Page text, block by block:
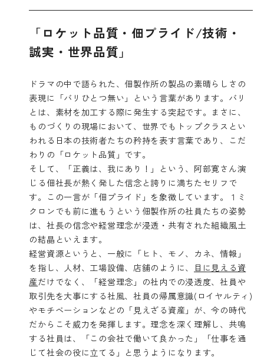
「ロケット品質・佃プライド/技術・
誠実・世界品質」
ドラマの中で語られた、佃製作所の製品の素晴らしさの
表現に「バリひとつ無い」という言葉があります。バリ
とは、素材を加工する際に発生する突起です。まさに、
ものづくりの現場において、世界でもトップクラスとい
われる日本の技術者たちの矜持を表す言葉であり、こだ
わりの「ロケット品質」です。
そして、「正義は、我にあり！」という、阿部寛さん演
じる佃社長が熱く発した信念と誇りに満ちたセリフで
す。この一言が「佃プライド」を象徴しています。１ミ
クロンでも前に進もうという佃製作所の社員たちの姿勢
は、社長の信念や経営理念が浸透・共有された組織風土
の結晶といえます。
経営資源というと、一般に「ヒト、モノ、カネ、情報」
を指し、人材、工場設備、店舗のように、
目に見える資
産だけでなく、「経営理念」の社内での浸透度、社員や
取引先を大事にする社風、社員の帰属意識(ロイヤルティ)
やモチベーションなどの「見えざる資産」が、今の時代
だからこそ威力を発揮します。理念を深く理解し、共鳴
する社員は、「この会社で働いて良かった」「仕事を通
じて社会の役に立てる」と思うようになります。